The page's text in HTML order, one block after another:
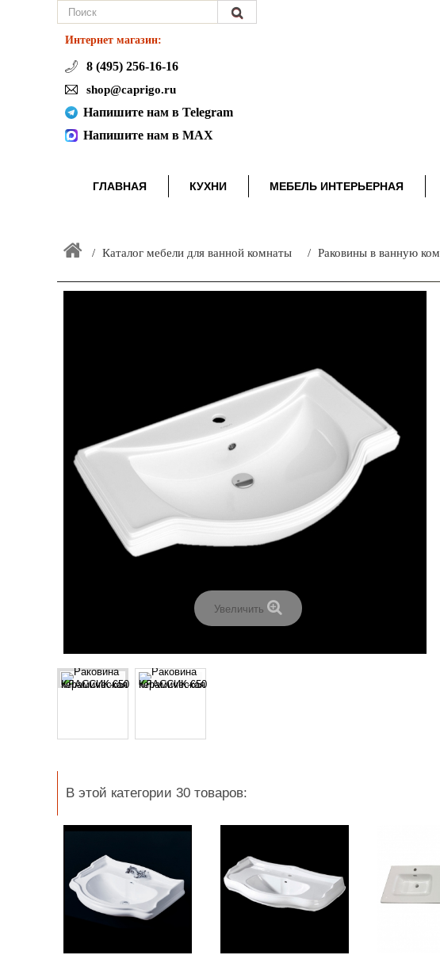
Интернет магазин:
8 (495) 256-16-16
shop@caprigo.ru
Напишите нам в Telegram
Напишите нам в MAX
ГЛАВНАЯ КУХНИ МЕБЕЛЬ ИНТЕРЬЕРНАЯ
Каталог мебели для ванной комнаты Раковины в ванную
Увеличить
В этой категории 30 товаров: